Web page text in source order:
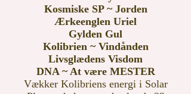
Kosmiske SP ~ Jorden
Ærkeenglen Uriel
Gylden Gul
Kolibrien ~ Vindånden
Livsglædens Visdom
DNA ~ At være MESTER
Vækker Kolibriens energi i Solar